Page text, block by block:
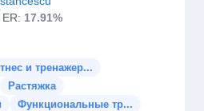
ER: 17.91%
и тренажер...
Растяжка
Функциональные тр...